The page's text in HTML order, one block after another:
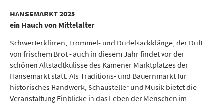
Freizeit und Tourismus
HANSEMARKT 2025
ein Hauch von Mittelalter
Schwerterklirren, Trommel- und Dudelsackklänge, der Duft
von frischem Brot - auch in diesem Jahr findet vor der
schönen Altstadtkulisse des Kamener Marktplatzes der
Hansemarkt statt. Als Traditions- und Bauernmarkt für
historisches Handwerk, Schausteller und Musik bietet die
Veranstaltung Einblicke in das Leben der Menschen im